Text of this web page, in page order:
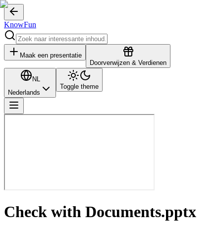
KnowFun
Maak een presentatie
Doorverwijzen & Verdienen
NL
Nederlands
Toggle theme
Check with Documents.pptx